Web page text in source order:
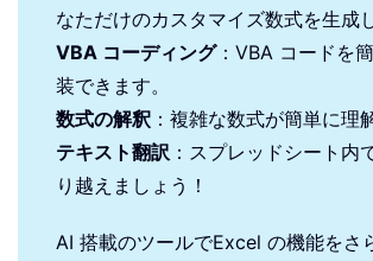
なただけのカスタマイズ数式を生成
VBA コーディング：VBA コードを
装できます。
数式の解釈 ：複雑な数式が簡単に理
テキスト翻訳 ：スプレッドシート内
り越えましょう！
AI 搭載のツールでExcel の機能をさ